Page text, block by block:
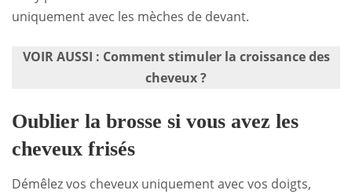
uniquement avec les mèches de devant.
VOIR AUSSI : Comment stimuler la croissance des
cheveux ?
Oublier la brosse si vous avez les
cheveux frisés
Démêlez vos cheveux uniquement avec vos doigts,